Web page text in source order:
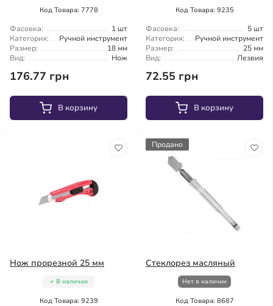
Код Товара: 7778
Фасовка:
1 шт
Категория:
Ручной инструмент
Размер:
18 мм
Вид:
Нож
176.77 грн
В корзину
Код Товара: 9235
Фасовка:
5 шт
Категория:
Ручной инструмент
Размер:
25 мм
Вид:
Лезвия
72.55 грн
В корзину
Нож прорезной 25 мм
В наличии
Код Товара: 9239
Продано
Стеклорез масляный
Нет в наличии
Код Товара: 8687